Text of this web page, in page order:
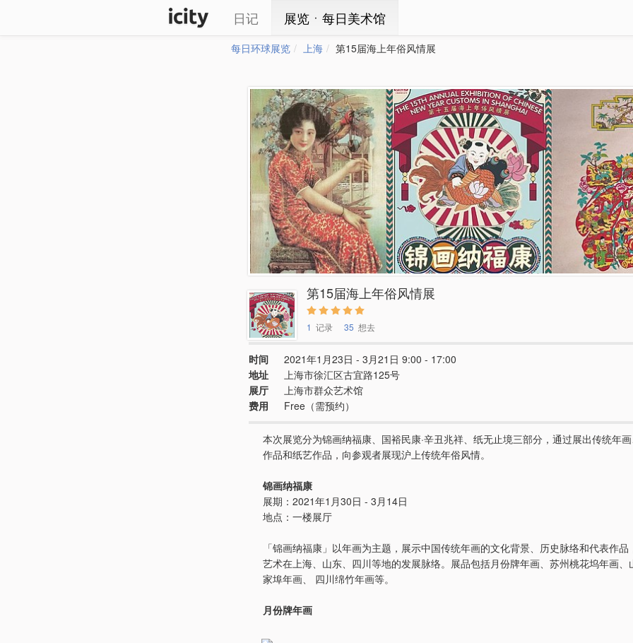
日记 展览ㆍ每日美术馆
每日环球展览 上海 第15届海上年俗风情展
第15届海上年俗风情展
1 记录 35 想去
时间
2021年1月23日 - 3月21日 9:00 - 17:00
地址
上海市徐汇区古宜路125号
展厅
上海市群众艺术馆
费用
Free（需预约）
本次展览分为锦画纳福康、国裕民康·辛丑兆祥、纸无止境三部分，通过展出传统年
作品和纸艺作品，向参观者展现沪上传统年俗风情。
锦画纳福康
展期：2021年1月30日 - 3月14日
地点：一楼展厅
「锦画纳福康」以年画为主题，展示中国传统年画的文化背景、历史脉络和代表作品
艺术在上海、山东、四川等地的发展脉络。展品包括月份牌年画、苏州桃花坞年画、
家埠年画、 四川绵竹年画等。
月份牌年画